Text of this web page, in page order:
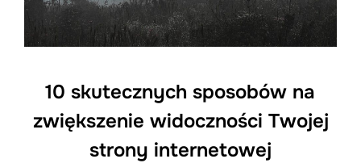
10 skutecznych sposobów na
zwiększenie widoczności Twojej
strony internetowej